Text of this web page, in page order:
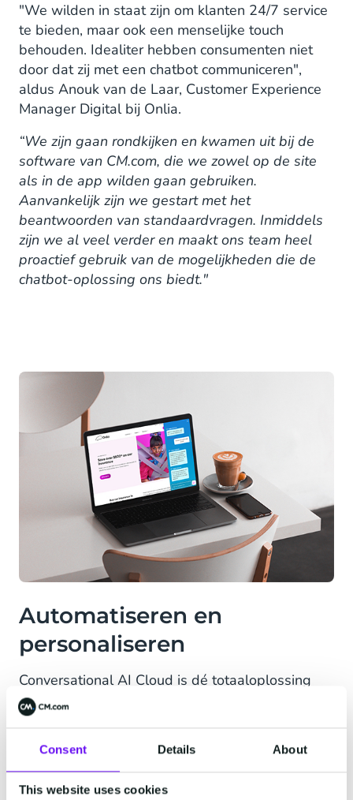
Consent Details About
This website uses cookies
"We wilden in staat zijn om klanten 24/7 service
te bieden, maar ook een menselijke touch
behouden. Idealiter hebben consumenten niet
door dat zij met een chatbot communiceren",
aldus Anouk van de Laar, Customer Experience
Manager Digital bij Onlia.
“We zijn gaan rondkijken en kwamen uit bij de
software van CM.com, die we zowel op de site
als in de app wilden gaan gebruiken.
Aanvankelijk zijn we gestart met het
beantwoorden van standaardvragen. Inmiddels
zijn we al veel verder en maakt ons team heel
proactief gebruik van de mogelijkheden die de
chatbot-oplossing ons biedt."
Automatiseren en
personaliseren
Conversational AI Cloud is dé totaaloplossing
om digitale (klant)gesprekken te automatiseren
en te personaliseren. Alle virtuele assistenten en
Conversational AI en zijn eenvoudig te
implementeren.